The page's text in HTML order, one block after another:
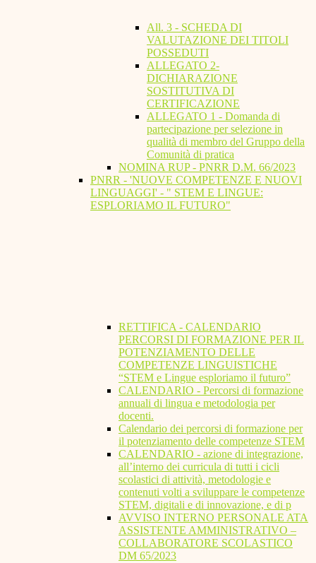
All. 3 - SCHEDA DI
VALUTAZIONE DEI TITOLI
POSSEDUTI
ALLEGATO 2-
DICHIARAZIONE
SOSTITUTIVA DI
CERTIFICAZIONE
ALLEGATO 1 - Domanda di
partecipazione per selezione in
qualità di membro del Gruppo della
Comunità di pratica
NOMINA RUP - PNRR D.M. 66/2023
PNRR - 'NUOVE COMPETENZE E NUOVI
LINGUAGGI' - " STEM E LINGUE:
ESPLORIAMO IL FUTURO"
RETTIFICA - CALENDARIO
PERCORSI DI FORMAZIONE PER IL
POTENZIAMENTO DELLE
COMPETENZE LINGUISTICHE
“STEM e Lingue esploriamo il futuro”
CALENDARIO - Percorsi di formazione
annuali di lingua e metodologia per
docenti.
Calendario dei percorsi di formazione per
il potenziamento delle competenze STEM
CALENDARIO - azione di integrazione,
all’interno dei curricula di tutti i cicli
scolastici di attività, metodologie e
contenuti volti a sviluppare le competenze
STEM, digitali e di innovazione, e di p
AVVISO INTERNO PERSONALE ATA
ASSISTENTE AMMINISTRATIVO –
COLLABORATORE SCOLASTICO
DM 65/2023